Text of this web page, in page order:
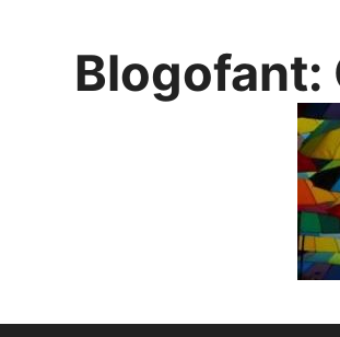
Blogofant: